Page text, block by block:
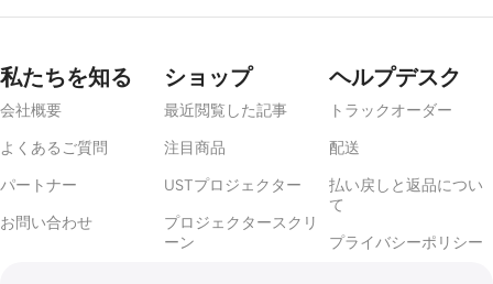
トスクリーンが効果的です。
アンビエントライトリジェクティン
グ（ALR）スクリーンまたは超短焦点（UST）ALRコントラスト
と色の鮮やかさを保つために、スクリーンを使用することをお勧
めします。
部屋の広さ
部屋の大きさは、スクリーンのサイズと視聴距離に影響します。
私たちを知る
会社概要
よくあるご質問
パートナー
お問い合わせ
ショップ
最近閲覧した記事
注目商品
USTプロジェクター
プロジェクタースクリ
ーン
ヘルプデスク
トラックオーダー
配送
払い戻しと返品につい
て
プライバシーポリシー